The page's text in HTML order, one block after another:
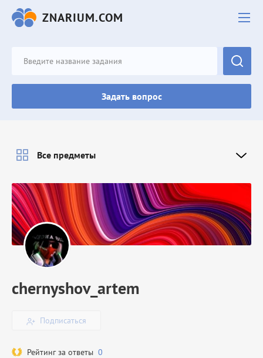
ZNARIUM.COM
Задать вопрос
chernyshov_artem
Подписаться
Рейтинг за ответы 0
Все предметы